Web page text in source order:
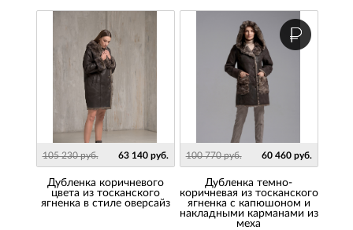
105 230 руб. 63 140 руб.
Дубленка коричневого
цвета из тосканского
ягненка в стиле оверсайз
100 770 руб. 60 460 руб.
Дубленка темно-
коричневая из тосканского
ягненка с капюшоном и
накладными карманами из
меха